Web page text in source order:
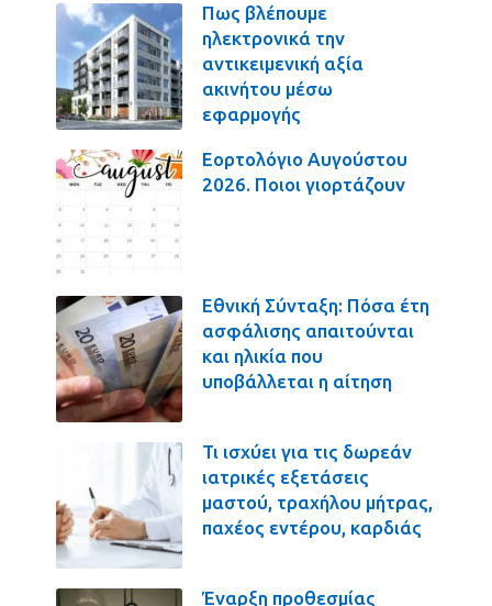
Πως βλέπουμε
ηλεκτρονικά την
αντικειμενική αξία
ακινήτου μέσω
εφαρμογής
Εορτολόγιο Αυγούστου
2026. Ποιοι γιορτάζουν
Εθνική Σύνταξη: Πόσα έτη
ασφάλισης απαιτούνται
και ηλικία που
υποβάλλεται η αίτηση
Τι ισχύει για τις δωρεάν
ιατρικές εξετάσεις
μαστού, τραχήλου μήτρας,
παχέος εντέρου, καρδιάς
Έναρξη προθεσμίας